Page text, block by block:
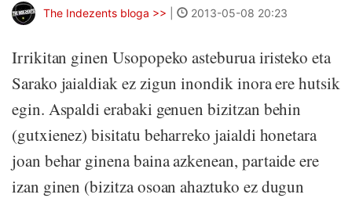
The Indezents bloga >> 2013-05-08 20:23
Irrikitan ginen Usopopeko asteburua iristeko eta
Sarako jaialdiak ez zigun inondik inora ere hutsik
egin. Aspaldi erabaki genuen bizitzan behin
(gutxienez) bisitatu beharreko jaialdi honetara
joan behar ginena baina azkenean, partaide ere
izan ginen (bizitza osoan ahaztuko ez dugun